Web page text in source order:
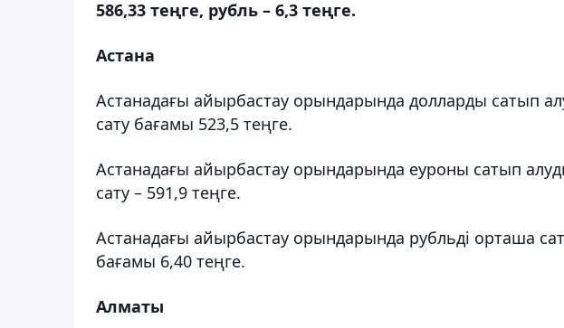
586,33 теңге, рубль – 6,3 теңге.
Астана
Астанадағы айырбастау орындарында долларды сатып
сату бағамы 523,5 теңге.
Астанадағы айырбастау орындарында еуроны сатып
сату – 591,9 теңге.
Астанадағы айырбастау орындарында рубльді орташа
бағамы 6,40 теңге.
Алматы